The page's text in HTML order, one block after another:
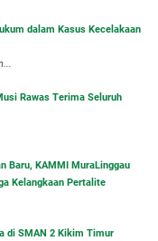
dalam Kasus Kecelakaan
Rawas Terima Seluruh
Baru, KAMMI MuraLinggau
Kelangkaan Pertalite
di SMAN 2 Kikim Timur